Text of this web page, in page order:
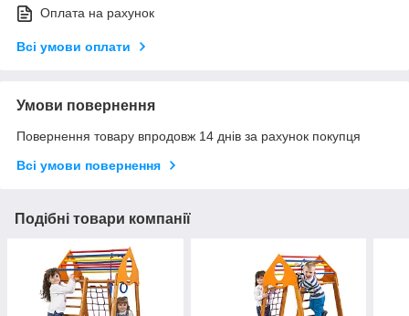
Оплата на рахунок
Всі умови оплати
Умови повернення
Повернення товару впродовж 14 днів за рахунок покупця
Всі умови повернення
Подібні товари компанії